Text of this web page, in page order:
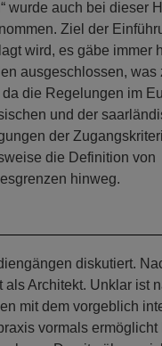
wurde auch bei dieser
Ziel der
wird, es gäbe immer
ausgeschlossen, was
die Regelungen im
und der
der
die Definition von
hinweg.
diskutiert.
Architekt. Unklar ist
mit dem vorgeblich
vormals ermöglicht